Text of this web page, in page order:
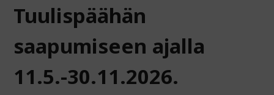
Tuulispäähän
saapumiseen ajalla
11.5.-30.11.2026.